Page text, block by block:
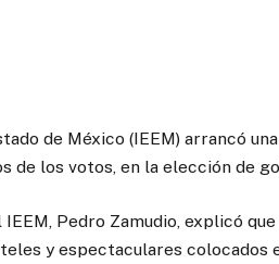
de México (IEEM) arrancó
de los votos, en la elección de
Pedro Zamudio, explicó
y espectaculares colocados